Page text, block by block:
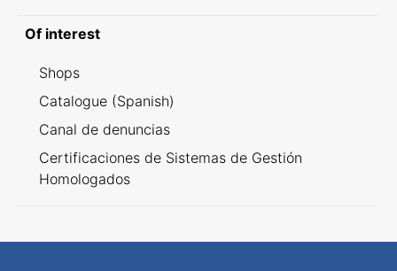
Of interest
Shops
Catalogue (Spanish)
Canal de denuncias
Certificaciones de Sistemas de Gestión
Homologados